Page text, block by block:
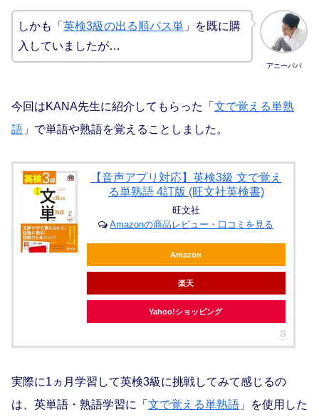
アニーパパ
しかも「 英検3級の出る順パス単 」を既に購
入していましたが…
今回はKANA先生に紹介してもらった「 文で覚える単熟
語 」で単語や熟語を覚えることしました。
【音声アプリ対応】英検3級 文で覚え
る単熟語 4訂版 (旺文社英検書)
旺文社
Amazonの商品レビュー・口コミを見る
Amazon
楽天
Yahoo!ショッピング
実際に1ヵ月学習して英検3級に挑戦してみて感じるの
は、英単語・熟語学習に「 文で覚える単熟語 」を使用した